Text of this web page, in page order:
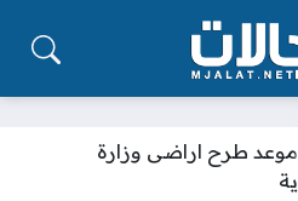
موعد طرح اراضى وزارة